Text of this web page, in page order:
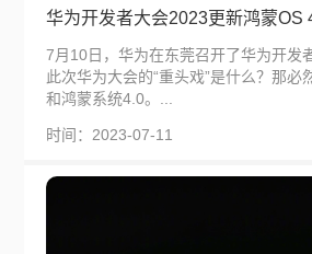
华为开发者大会2023更新鸿蒙OS
7月10日，华为在东莞召开了华为开发
此次华为大会的“重头戏”是什么？那必
和鸿蒙系统4.0。...
时间：2023-07-11